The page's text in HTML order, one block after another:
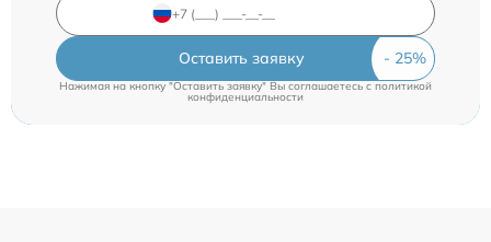
Оставить заявку
Нажимая на кнопку "Оставить заявку" Вы соглашаетесь c политикой
конфиденциальности